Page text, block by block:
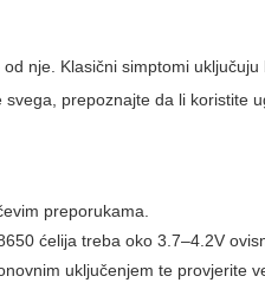
nje. Klasični simptomi
prepoznajte da li koristite
preporukama.
ćelija treba oko 3.7–4.2V
uključenjem te provjerite